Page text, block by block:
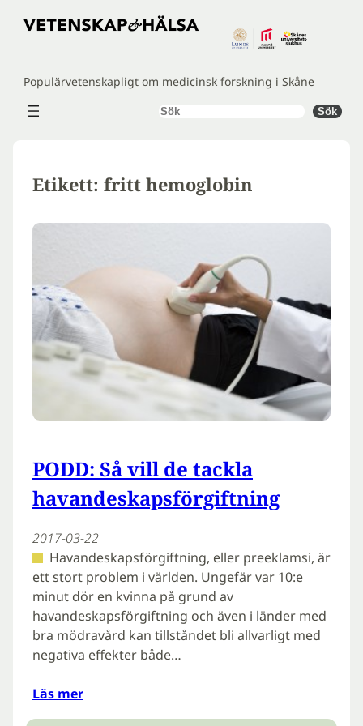
Hoppa
Populärvetenskapligt om medicinsk forskning i Skåne
Sök Sök
Etikett: fritt hemoglobin
PODD: Så vill de tackla
havandeskapsförgiftning
2017-03-22
Havandeskapsförgiftning, eller preeklamsi, är
ett stort problem i världen. Ungefär var 10:e
minut dör en kvinna på grund av
havandeskapsförgiftning och även i länder med
bra mödravård kan tillståndet bli allvarligt med
negativa effekter både…
Läs mer